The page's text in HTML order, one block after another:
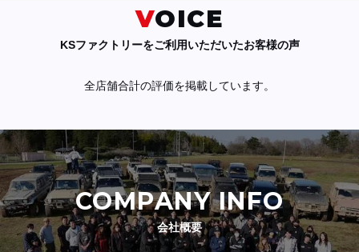
VOICE
KSファクトリーをご利用いただいたお客様の声
全店舗合計の評価を掲載しています。
COMPANY INFO
会社概要